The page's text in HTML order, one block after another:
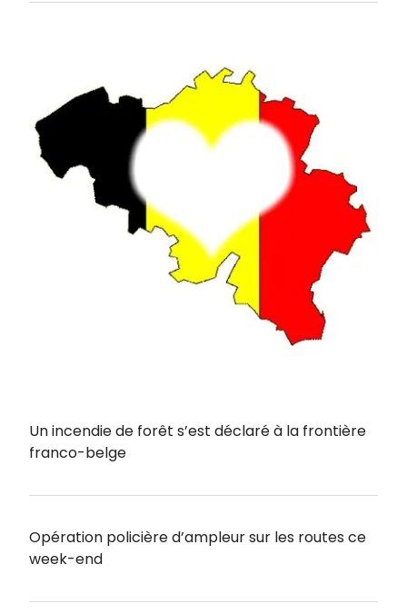
Un incendie de forêt s’est déclaré à la frontière
franco-belge
Opération policière d’ampleur sur les routes ce
week-end